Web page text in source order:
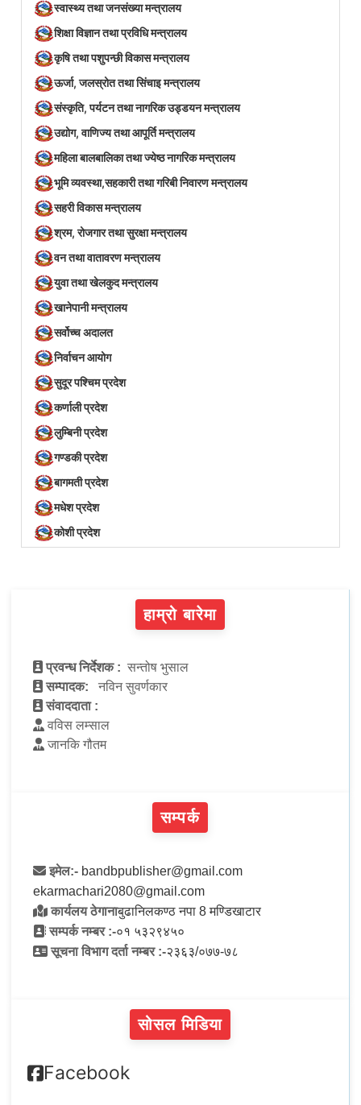
स्वास्थ्य तथा जनसंख्या मन्त्रालय
शिक्षा विज्ञान तथा प्रविधि मन्त्रालय
कृषि तथा पशुपन्छी विकास मन्त्रालय
ऊर्जा, जलस्रोत तथा सिंचाइ मन्त्रालय
संस्कृति, पर्यटन तथा नागरिक उड्डयन मन्त्रालय
उद्योग, वाणिज्य तथा आपूर्ति मन्त्रालय
महिला बालबालिका तथा ज्येष्ठ नागरिक मन्त्रालय
भूमि व्यवस्था,सहकारी तथा गरिबी निवारण मन्त्रालय
सहरी विकास मन्त्रालय
श्रम, रोजगार तथा सुरक्षा मन्त्रालय
वन तथा वातावरण मन्त्रालय
युवा तथा खेलकुद मन्त्रालय
खानेपानी मन्त्रालय
सर्वोच्च अदालत
निर्वाचन आयोग
सुदूर पश्चिम प्रदेश
कर्णाली प्रदेश
लुम्बिनी प्रदेश
गण्डकी प्रदेश
बागमती प्रदेश
मधेश प्रदेश
कोशी प्रदेश
हाम्रो बारेमा
प्रवन्ध निर्देशक : सन्तोष भुसाल
सम्पादक:
नविन सुवर्णकार
संवाददाता :
वविस लम्साल
जानकि गौतम
सम्पर्क
इमेल:- bandbpublisher@gmail.com
ekarmachari2080@gmail.com
कार्यलय ठेगानाबुढानिलकण्ठ नपा 8 मण्डिखाटार
सम्पर्क नम्बर :-०१ ५३२९४५०
सूचना विभाग दर्ता नम्बर :-२३६३/०७७-७८
सोसल मिडिया
Facebook